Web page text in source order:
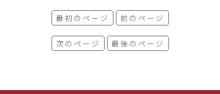
最初のページ 前のページ
次のページ 最後のページ